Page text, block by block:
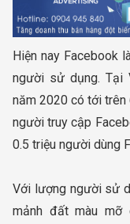
Hiện nay Facebook
người sử dụng. Tại
năm 2020 có tới
người truy cập
0.5 triệu người dùng
Với lượng người sử
mảnh đất màu mỡ